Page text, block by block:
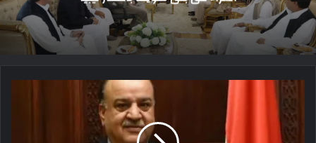
الأطفال ضمن قافلة إماراتية إنسانية جديدة